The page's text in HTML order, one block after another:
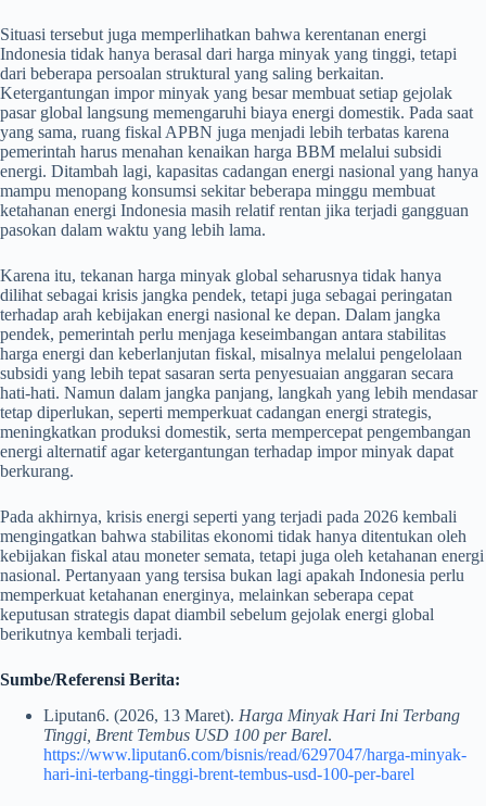
Situasi tersebut juga memperlihatkan bahwa kerentanan energi
Indonesia tidak hanya berasal dari harga minyak yang tinggi, tetapi
dari beberapa persoalan struktural yang saling berkaitan.
Ketergantungan impor minyak yang besar membuat setiap gejolak
pasar global langsung memengaruhi biaya energi domestik. Pada saat
yang sama, ruang fiskal APBN juga menjadi lebih terbatas karena
pemerintah harus menahan kenaikan harga BBM melalui subsidi
energi. Ditambah lagi, kapasitas cadangan energi nasional yang hanya
mampu menopang konsumsi sekitar beberapa minggu membuat
ketahanan energi Indonesia masih relatif rentan jika terjadi gangguan
pasokan dalam waktu yang lebih lama.
Karena itu, tekanan harga minyak global seharusnya tidak hanya
dilihat sebagai krisis jangka pendek, tetapi juga sebagai peringatan
terhadap arah kebijakan energi nasional ke depan. Dalam jangka
pendek, pemerintah perlu menjaga keseimbangan antara stabilitas
harga energi dan keberlanjutan fiskal, misalnya melalui pengelolaan
subsidi yang lebih tepat sasaran serta penyesuaian anggaran secara
hati-hati. Namun dalam jangka panjang, langkah yang lebih mendasar
tetap diperlukan, seperti memperkuat cadangan energi strategis,
meningkatkan produksi domestik, serta mempercepat pengembangan
energi alternatif agar ketergantungan terhadap impor minyak dapat
berkurang.
Pada akhirnya, krisis energi seperti yang terjadi pada 2026 kembali
mengingatkan bahwa stabilitas ekonomi tidak hanya ditentukan oleh
kebijakan fiskal atau moneter semata, tetapi juga oleh ketahanan energi
nasional. Pertanyaan yang tersisa bukan lagi apakah Indonesia perlu
memperkuat ketahanan energinya, melainkan seberapa cepat
keputusan strategis dapat diambil sebelum gejolak energi global
berikutnya kembali terjadi.
Sumbe/Referensi Berita:
Liputan6. (2026, 13 Maret). Harga Minyak Hari Ini Terbang
Tinggi, Brent Tembus USD 100 per Barel.
https://www.liputan6.com/bisnis/read/6297047/harga-minyak-
hari-ini-terbang-tinggi-brent-tembus-usd-100-per-barel